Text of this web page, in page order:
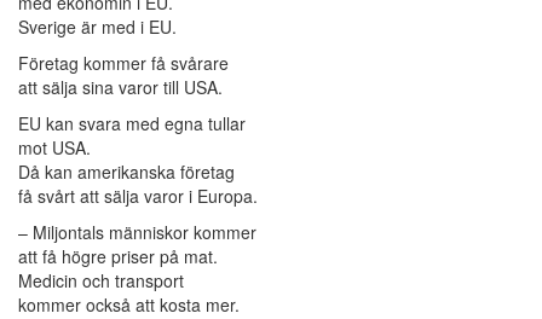
Sverige är med i EU.
Företag kommer få svårare
att sälja sina varor till USA.
EU kan svara med egna tullar
mot USA.
Då kan amerikanska företag
få svårt att sälja varor i Europa.
– Miljontals människor kommer
att få högre priser på mat.
Medicin och transport
kommer också att kosta mer.